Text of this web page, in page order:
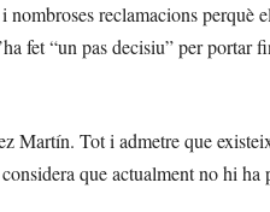
reclamacions perquè
fet “un pas decisiu” per portar
Martín. Tot i admetre que
que actualment no hi ha